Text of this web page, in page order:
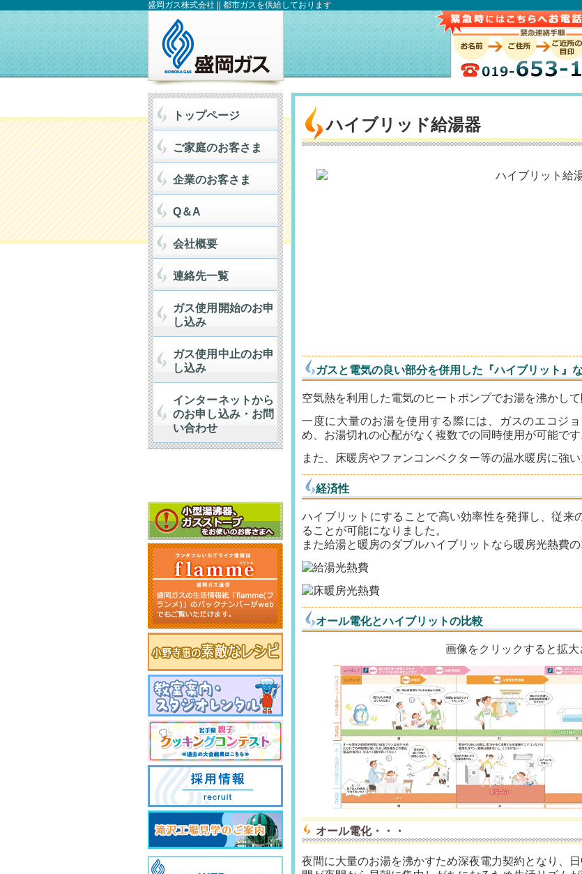
盛岡ガス株式会社 || 都市ガスを供給しております
トップページ
ご家庭のお客さま
企業のお客さま
Q＆A
会社概要
連絡先一覧
ガス使用開始のお申
し込み
ガス使用中止のお申
し込み
インターネットから
のお申し込み・お問
い合わせ
ハイブリッド給湯器
ガスと電気の良い部分を併用した『ハイブリット』
空気熱を利用した電気のヒートポンプでお湯を沸かして
一度に大量のお湯を使用する際には、ガスのエコジ
め、お湯切れの心配がなく複数での同時使用が可能です
また、床暖房やファンコンベクター等の温水暖房に強い
経済性
ハイブリットにすることで高い効率性を発揮し、従来
ることが可能になりました。
また給湯と暖房のダブルハイブリットなら暖房光熱費の
オール電化とハイブリットの比較
画像をクリックすると拡大
オール電化・・・
夜間に大量のお湯を沸かすため深夜電力契約となり、